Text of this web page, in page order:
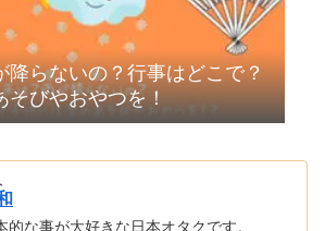
降らないの？行事はどこで？
そびやおやつを！
的な事が大好きな日本オタクです。